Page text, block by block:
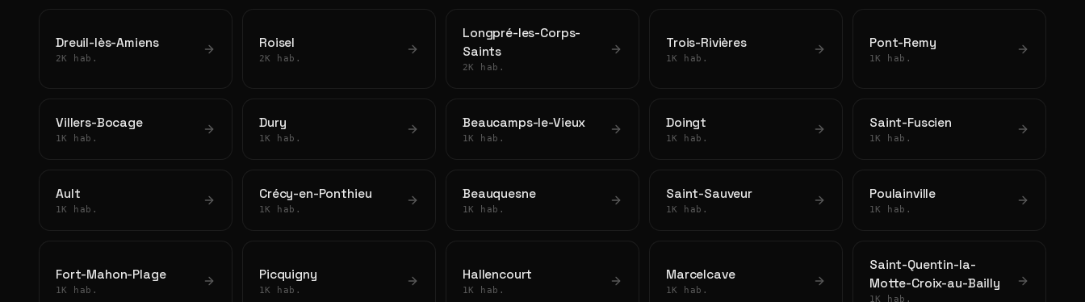
Dreuil-lès-Amiens
2K hab.
Roisel
2K hab.
Longpré-les-Corps-
Saints
2K hab.
Trois-Rivières
1K hab.
Pont-Remy
1K hab.
Villers-Bocage
1K hab.
Dury
1K hab.
Beaucamps-le-Vieux
1K hab.
Doingt
1K hab.
Saint-Fuscien
1K hab.
Ault
1K hab.
Crécy-en-Ponthieu
1K hab.
Beauquesne
1K hab.
Saint-Sauveur
1K hab.
Poulainville
1K hab.
Fort-Mahon-Plage
1K hab.
Picquigny
1K hab.
Hallencourt
1K hab.
Marcelcave
1K hab.
Saint-Quentin-la-
Motte-Croix-au-Bailly
1K hab.